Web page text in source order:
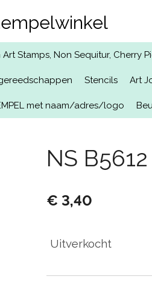
Stamps, Non Sequitur, Cherry
Stencils Art
met naam/adres/logo
NS
€ 3,40
Uitverkocht